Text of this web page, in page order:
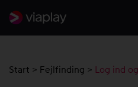
Start > Fejlfinding > Log ind